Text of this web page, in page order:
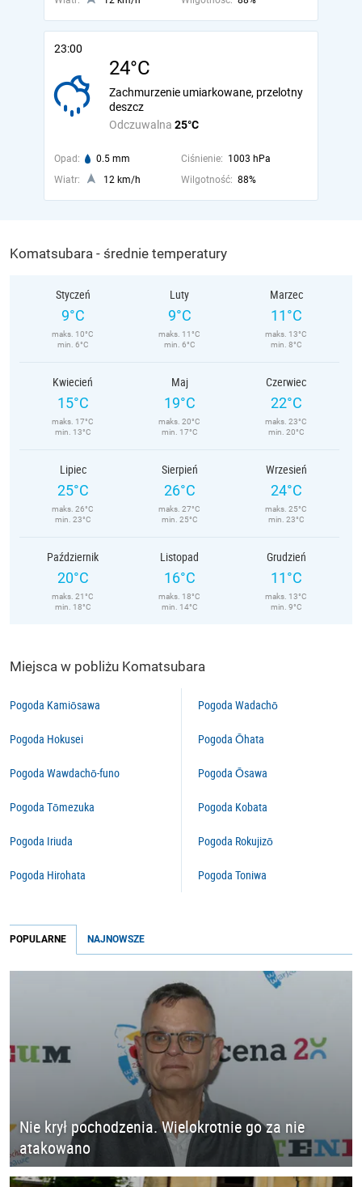
23:00
24°C
Odczuwalna 25°C
Zachmurzenie umiarkowane, przelotny
deszcz
Opad: 0.5 mm Ciśnienie: 1003 hPa
Wiatr:
12 km/h Wilgotność: 88%
Komatsubara - średnie temperatury
Styczeń
9°C
maks. 10°C
min. 6°C
Luty
9°C
maks. 11°C
min. 6°C
Marzec
11°C
maks. 13°C
min. 8°C
Kwiecień
15°C
maks. 17°C
min. 13°C
Maj
19°C
maks. 20°C
min. 17°C
Czerwiec
22°C
maks. 23°C
min. 20°C
Lipiec
25°C
maks. 26°C
min. 23°C
Sierpień
26°C
maks. 27°C
min. 25°C
Wrzesień
24°C
maks. 25°C
min. 23°C
Październik
20°C
maks. 21°C
min. 18°C
Listopad
16°C
maks. 18°C
min. 14°C
Grudzień
11°C
maks. 13°C
min. 9°C
Miejsca w pobliżu Komatsubara
Pogoda Kamiōsawa
Pogoda Hokusei
Pogoda Wawdachō-funo
Pogoda Tōmezuka
Pogoda Iriuda
Pogoda Hirohata
Pogoda Wadachō
Pogoda Ōhata
Pogoda Ōsawa
Pogoda Kobata
Pogoda Rokujizō
Pogoda Toniwa
POPULARNE NAJNOWSZE
Nie krył pochodzenia. Wielokrotnie go za nie
atakowano